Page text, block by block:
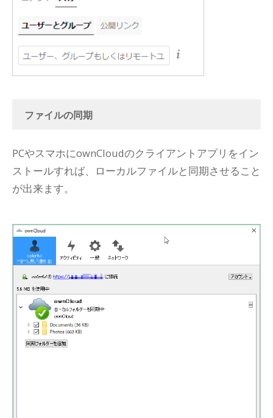
ファイルの同期
PCやスマホにownCloudのクライアントアプリをイン
ストールすれば、ローカルファイルと同期させること
が出来ます。